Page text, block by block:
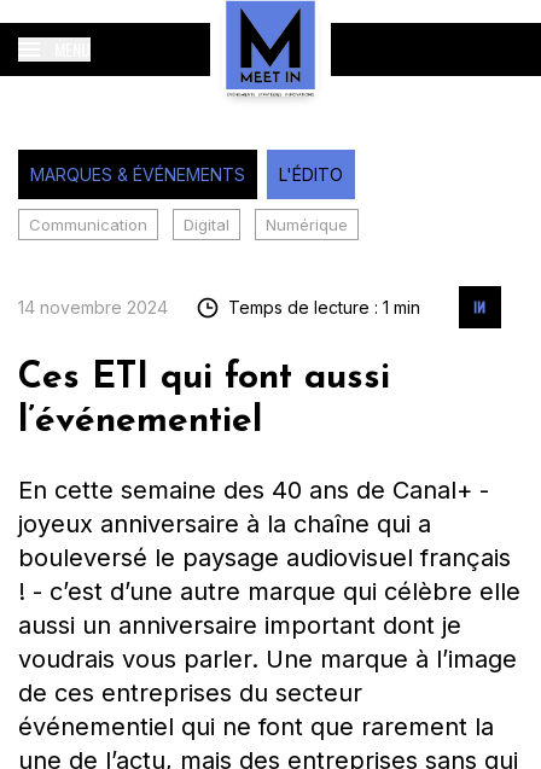
MARQUES & ÉVÉNEMENTS L'ÉDITO
Communication Digital Numérique
14 novembre 2024 Temps de lecture : 1 min
Ces ETI qui font aussi
l’événementiel
En cette semaine des 40 ans de Canal+ -
joyeux anniversaire à la chaîne qui a
bouleversé le paysage audiovisuel français
! - c’est d’une autre marque qui célèbre elle
aussi un anniversaire important dont je
voudrais vous parler. Une marque à l’image
de ces entreprises du secteur
événementiel qui ne font que rarement la
une de l’actu, mais des entreprises sans qui